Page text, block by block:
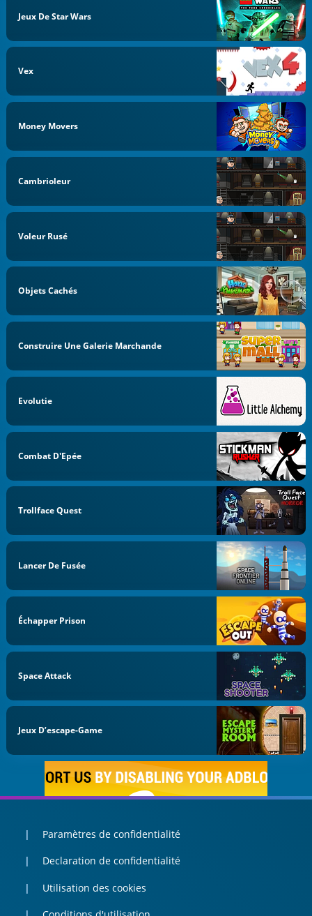
Jeux De Star Wars
Vex
Money Movers
Cambrioleur
Voleur Rusé
Objets Cachés
Construire Une Galerie Marchande
Evolutie
Combat D'Epée
Trollface Quest
Lancer De Fusée
Échapper Prison
Space Attack
Jeux D’escape-Game
Paramètres de confidentialité
Declaration de confidentialité
Utilisation des cookies